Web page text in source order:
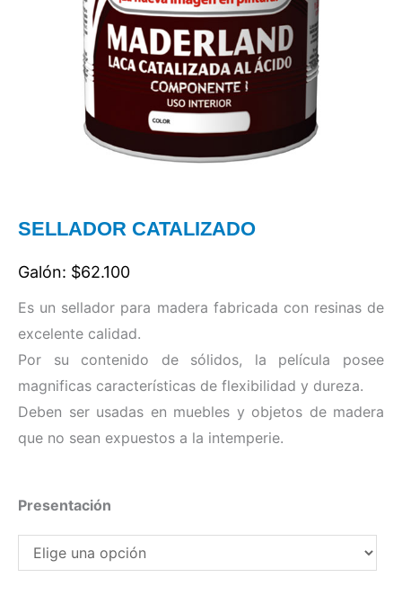
SELLADOR CATALIZADO
Galón: $62.100
Es un sellador para madera fabricada con resinas de
excelente calidad.
Por su contenido de sólidos, la película posee
magnificas características de flexibilidad y dureza.
Deben ser usadas en muebles y objetos de madera
que no sean expuestos a la intemperie.
Presentación